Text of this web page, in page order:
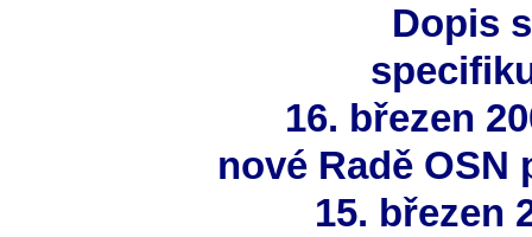
Dopis
16. březen
nové Radě
15. březen